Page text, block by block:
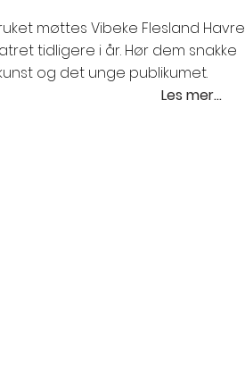
møttes Vibeke Flesland Havre
tidligere i år. Hør dem snakke
og det unge publikumet.
Les mer...